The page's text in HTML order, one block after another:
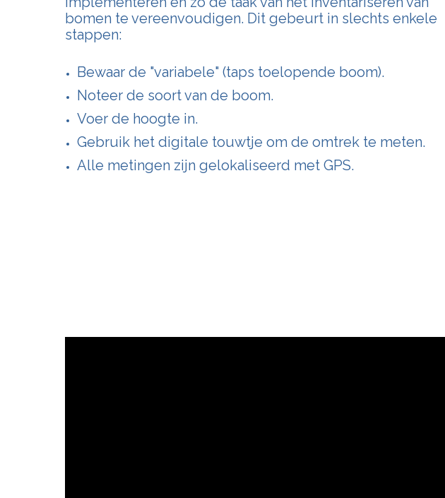
bomen te vereenvoudigen. Dit gebeurt in slechts enkele
stappen:
Bewaar de "variabele" (taps toelopende boom).
Noteer de soort van de boom.
Voer de hoogte in.
Gebruik het digitale touwtje om de omtrek te meten.
Alle metingen zijn gelokaliseerd met GPS.